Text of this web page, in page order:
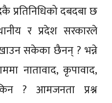
प्रतिनिधिको दबदबा छ
र प्रदेश सरकारले
सकेका छैनन् ? भन्ने
नातावाद, कृपावाद,
? आमजनता प्रश्न